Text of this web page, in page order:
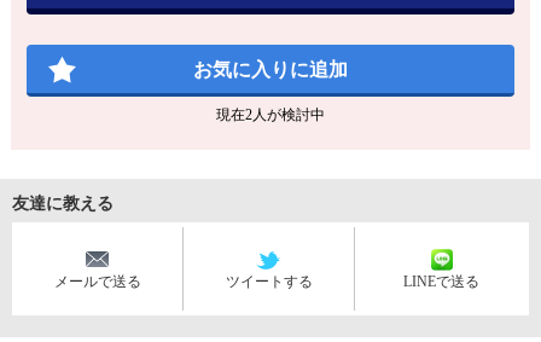
お気に入りに追加
現在2人が検討中
友達に教える
メールで送る ツイートする LINEで送る